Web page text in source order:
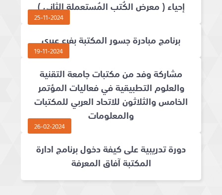
25-11-2024
برنامج مبادرة جسور المكتبة بفرع عبري
19-11-2024
مشاركة وفد من مكتبات جامعة التقنية
والعلوم التطبيقية في فعاليات المؤتمر
الخامس والثلاثون للاتحاد العربي للمكتبات
والمعلومات
26-02-2024
دورة تدريبية على كيفة دخول برنامج ادارة
المكتبة آفاق المعرفة